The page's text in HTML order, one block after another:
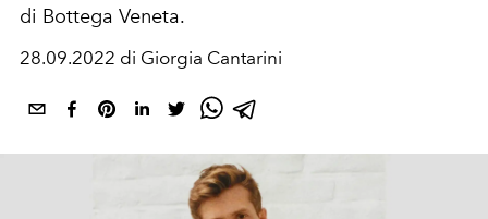
di Bottega Veneta.
28.09.2022 di Giorgia Cantarini